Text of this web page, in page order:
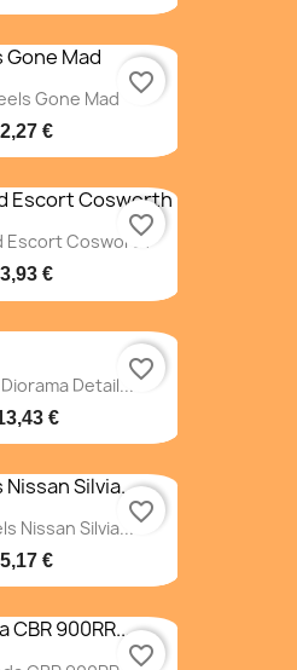
Gone Mad
2,27 €
favorite_border
Escort Cosworth
3,93 €
favorite_border
Detail...
€
favorite_border
Nissan Silvia...
5,17 €
favorite_border
favorite_border